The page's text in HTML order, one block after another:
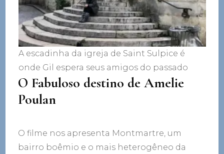
A escadinha da igreja de Saint Sulpice é
onde Gil espera seus amigos do passado
O Fabuloso destino de Amelie
Poulan
O filme nos apresenta Montmartre, um
bairro boêmio e o mais heterogêneo da